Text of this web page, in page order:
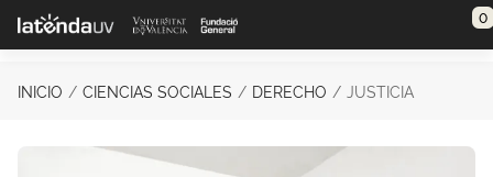
Saltar al contenido principal 0
INICIO CIENCIAS SOCIALES DERECHO JUSTICIA